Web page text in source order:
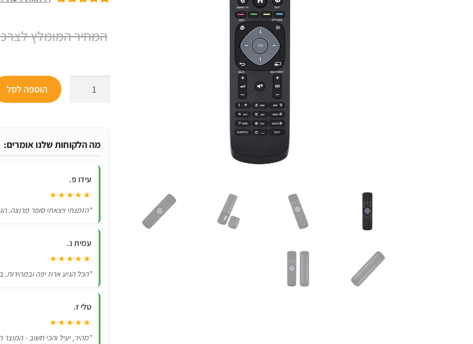
עלדירוגים של
‏לטלוויזיה
Philips
הוספה לסל
מה הלקוחות שלנו אומרים:
עידו פ.
★★★★★
"הזמנתי ויצאתי סופר מרוצה.
עמית נ.
★★★★★
"הכל הגיע ארוז יפה ובמהירות.
טלי ז.
★★★★★
"מהיר, יעיל והכי חשוב - המוצר